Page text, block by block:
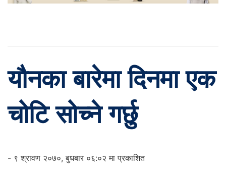
यौनका बारेमा दिनमा एक
चोटि सोच्ने गर्छु
- ९ श्रावण २०७०, बुधबार ०६:०२ मा प्रकाशित